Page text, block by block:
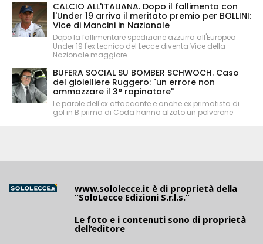
CALCIO ALL'ITALIANA. Dopo il fallimento con
l'Under 19 arriva il meritato premio per BOLLINI:
Vice di Mancini in Nazionale
Dopo la fallimentare spedizione azzurra all'Europeo
Under 19 l'ex tecnico del Lecce diventa Vice della
Nazionale maggiore
BUFERA SOCIAL SU BOMBER SCHWOCH. Caso
del gioielliere Ruggero: "un errore non
ammazzare il 3° rapinatore"
Le parole dell'ex attaccante e anche ex primatista di
gol in B prima di Coda hanno alzato un polverone
www.sololecce.it è di proprietà della
“SoloLecce Edizioni S.r.l.s.”
Le foto e i contenuti sono di proprietà
dell’editore